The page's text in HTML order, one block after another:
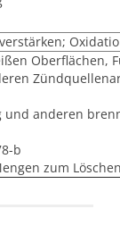
Oberflächen,
und anderen
b
zum